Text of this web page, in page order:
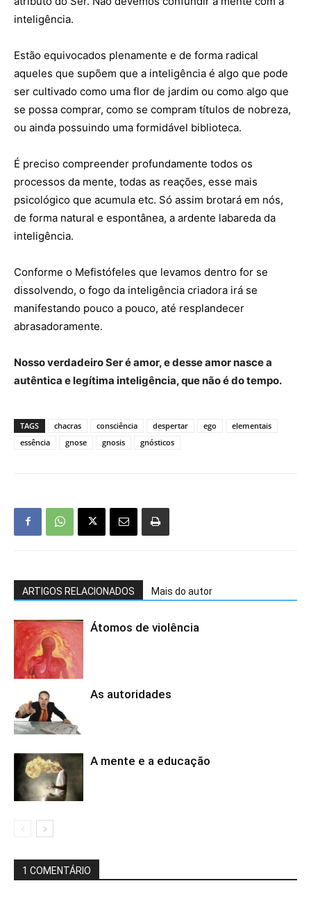
inteligência.
Estão equivocados plenamente e de forma radical
aqueles que supõem que a inteligência é algo que pode
ser cultivado como uma flor de jardim ou como algo que
se possa comprar, como se compram títulos de nobreza,
ou ainda possuindo uma formidável biblioteca.
É preciso compreender profundamente todos os
processos da mente, todas as reações, esse mais
psicológico que acumula etc. Só assim brotará em nós,
de forma natural e espontânea, a ardente labareda da
inteligência.
Conforme o Mefistófeles que levamos dentro for se
dissolvendo, o fogo da inteligência criadora irá se
manifestando pouco a pouco, até resplandecer
abrasadoramente.
Nosso verdadeiro Ser é amor, e desse amor nasce a
autêntica e legítima inteligência, que não é do tempo.
TAGS chacras consciência despertar ego
elementais
essência
gnose gnosis gnósticos
ARTIGOS RELACIONADOS Mais do autor
Átomos de violência
As autoridades
A mente e a educação
1 COMENTÁRIO